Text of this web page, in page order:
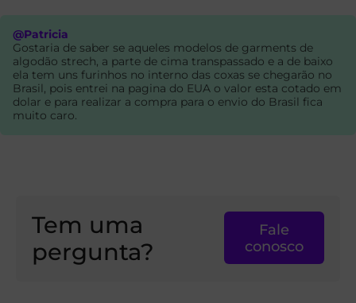
@Patricia
Gostaria de saber se aqueles modelos de garments de
algodão strech, a parte de cima transpassado e a de baixo
ela tem uns furinhos no interno das coxas se chegarão no
Brasil, pois entrei na pagina do EUA o valor esta cotado em
dolar e para realizar a compra para o envio do Brasil fica
muito caro.
Tem uma
pergunta?
Fale
conosco